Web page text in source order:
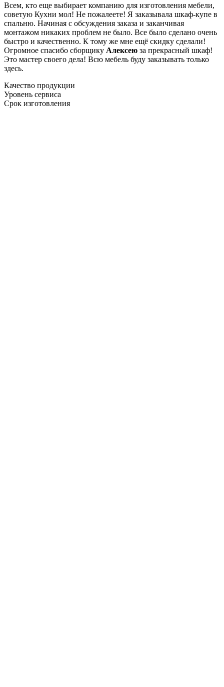
Всем, кто еще выбирает компанию для изготовления мебели,
советую Кухни мол! Не пожалеете! Я заказывала шкаф-купе в
спальню. Начиная с обсуждения заказа и заканчивая
монтажом никаких проблем не было. Все было сделано очень
быстро и качественно. К тому же мне ещё скидку сделали!
Огромное спасибо сборщику Алексею за прекрасный шкаф!
Это мастер своего дела! Всю мебель буду заказывать только
здесь.
Качество продукции
Уровень сервиса
Срок изготовления